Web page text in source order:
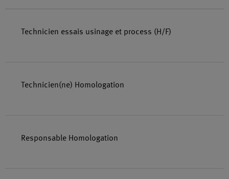
Technicien essais usinage et process (H/F)
Technicien(ne) Homologation
Responsable Homologation